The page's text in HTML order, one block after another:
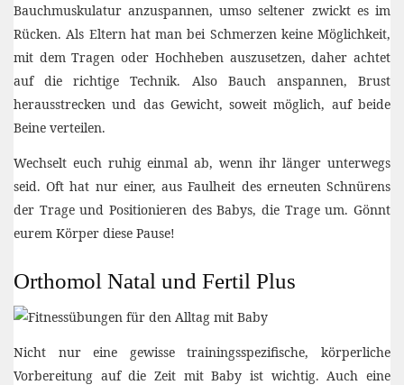
Bauchmuskulatur anzuspannen, umso seltener zwickt es im
Rücken. Als Eltern hat man bei Schmerzen keine Möglichkeit,
mit dem Tragen oder Hochheben auszusetzen, daher achtet
auf die richtige Technik. Also Bauch anspannen, Brust
herausstrecken und das Gewicht, soweit möglich, auf beide
Beine verteilen.
Wechselt euch ruhig einmal ab, wenn ihr länger unterwegs
seid. Oft hat nur einer, aus Faulheit des erneuten Schnürens
der Trage und Positionieren des Babys, die Trage um. Gönnt
eurem Körper diese Pause!
Orthomol Natal und Fertil Plus
Nicht nur eine gewisse trainingsspezifische, körperliche
Vorbereitung auf die Zeit mit Baby ist wichtig. Auch eine